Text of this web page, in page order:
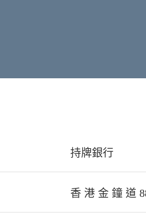
持牌銀行
香 港 金 鐘 道